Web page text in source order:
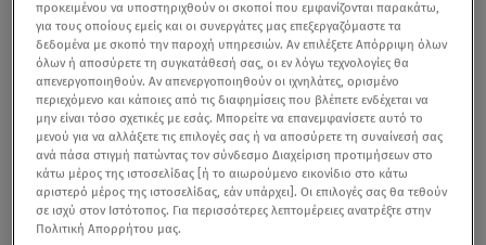
προκειμένου να υποστηριχθούν οι σκοποί που εμφανίζονται παρακάτω,
για τους οποίους εμείς και οι συνεργάτες μας επεξεργαζόμαστε τα
δεδομένα με σκοπό την παροχή υπηρεσιών. Αν επιλέξετε Απόρριψη όλων
όλων ή αποσύρετε τη συγκατάθεσή σας, οι εν λόγω τεχνολογίες θα
απενεργοποιηθούν. Αν απενεργοποιηθούν οι ιχνηλάτες, ορισμένο
περιεχόμενο και κάποιες από τις διαφημίσεις που βλέπετε ενδέχεται να
μην είναι τόσο σχετικές με εσάς. Μπορείτε να επανεμφανίσετε αυτό το
μενού για να αλλάξετε τις επιλογές σας ή να αποσύρετε τη συναίνεσή σας
ανά πάσα στιγμή πατώντας τον σύνδεσμο Διαχείριση προτιμήσεων στο
κάτω μέρος της ιστοσελίδας [ή το αιωρούμενο εικονίδιο στο κάτω
αριστερό μέρος της ιστοσελίδας, εάν υπάρχει]. Οι επιλογές σας θα τεθούν
σε ισχύ στον Ιστότοπος. Για περισσότερες λεπτομέρειες ανατρέξτε στην
Πολιτική Απορρήτου μας.